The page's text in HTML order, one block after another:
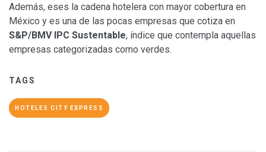
Además, eses la cadena hotelera con mayor cobertura en
México y es una de las pocas empresas que cotiza en
S&P/BMV IPC Sustentable, índice que contempla aquellas
empresas categorizadas como verdes.
TAGS
HOTELES CITY EXPRESS